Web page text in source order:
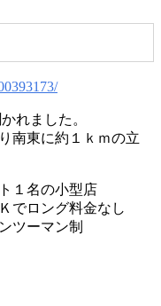
れました。
南東に約１ｋｍの立
１名の小型店
でロング料金なし
ツーマン制